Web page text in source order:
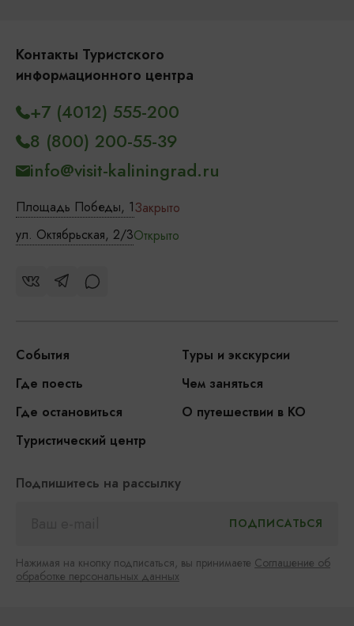
Контакты Туристского
информационного центра
Площадь Победы, 1Закрыто
ул. Октябрьская, 2/3Открыто
+7 (4012) 555-200
8 (800) 200-55-39
info@visit-kaliningrad.ru
События
Туры и экскурсии
Где поесть
Чем заняться
Где остановиться
О путешествии в КО
Туристический центр
Подпишитесь на рассылку
Нажимая на кнопку подписаться, вы принимаете Соглашение об
обработке персональных данных